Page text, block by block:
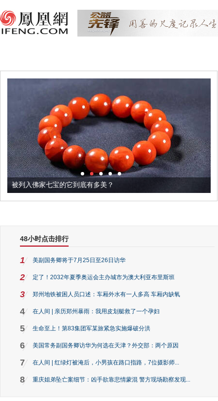
被列入佛家七宝的它到底有多美？
48小时点击排行
1 美副国务卿将于7月25日至26日访华
2 定了！2032年夏季奥运会主办城市为澳大利亚布里斯班
3 郑州地铁被困人员口述：车厢外水有一人多高 车厢内缺氧
4 在人间 | 亲历郑州暴雨：我用皮划艇救了一个孕妇
5 生命至上！第83集团军某旅紧急实施爆破分洪
6 美国常务副国务卿访华为何选在天津？外交部：两个原因
7 在人间 | 红绿灯被淹后，小男孩在路口指路，7位摄影师...
8 重庆姐弟坠亡案细节：凶手欲靠悲情蒙混 警方现场勘察发现...